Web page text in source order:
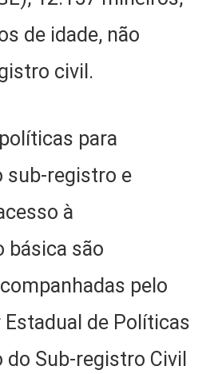
de idade, não
civil.
para
sub-registro e
à
básica são
pelo
de Políticas
do Sub-registro Civil